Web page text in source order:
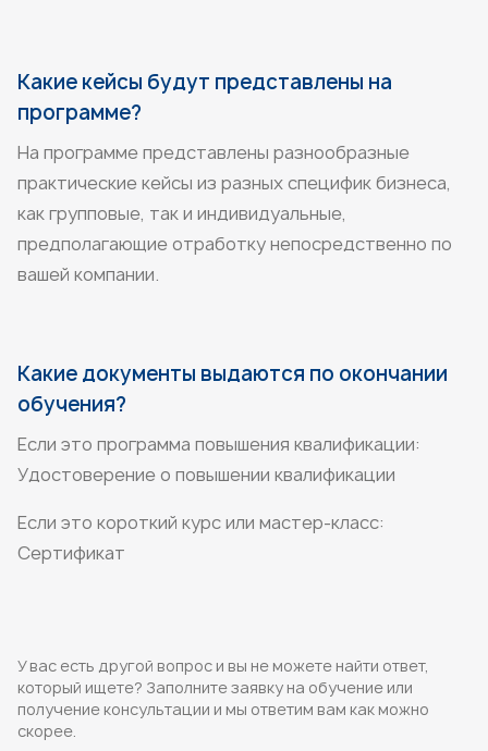
Какие кейсы будут представлены на
программе?
На программе представлены разнообразные
практические кейсы из разных специфик бизнеса,
как групповые, так и индивидуальные,
предполагающие отработку непосредственно по
вашей компании.
Какие документы выдаются по окончании
обучения?
Если это программа повышения квалификации:
Удостоверение о повышении квалификации
Если это короткий курс или мастер-класс:
Сертификат
У вас есть другой вопрос и вы не можете найти ответ,
который ищете? Заполните заявку на обучение или
получение консультации и мы ответим вам как можно
скорее.